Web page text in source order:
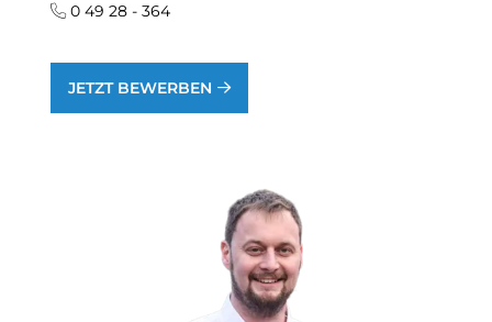
0 49 28 - 364
JETZT BEWERBEN